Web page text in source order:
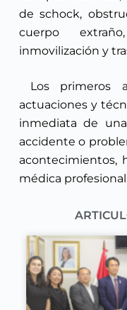
de schock,
cuerpo
inmovilización y
Los primeros
actuaciones y
inmediata de
accidente o
acontecimientos,
médica